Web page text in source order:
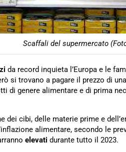
Scaffali del supermercato
da record inquieta l’Europa e le
si trovano a pagare il prezzo di
di genere alimentare e di prima
dei cibi, delle materie prime e
alimentare, secondo le
elevati durante tutto il 2023.